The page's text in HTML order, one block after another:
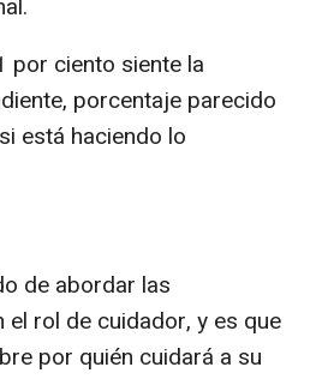
por ciento siente la
porcentaje parecido
está haciendo lo
de abordar las
rol de cuidador, y es que
por quién cuidará a su